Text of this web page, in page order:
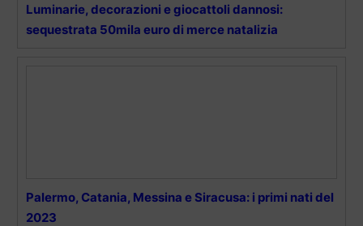
Luminarie, decorazioni e giocattoli dannosi:
sequestrata 50mila euro di merce natalizia
Palermo, Catania, Messina e Siracusa: i primi nati del
2023